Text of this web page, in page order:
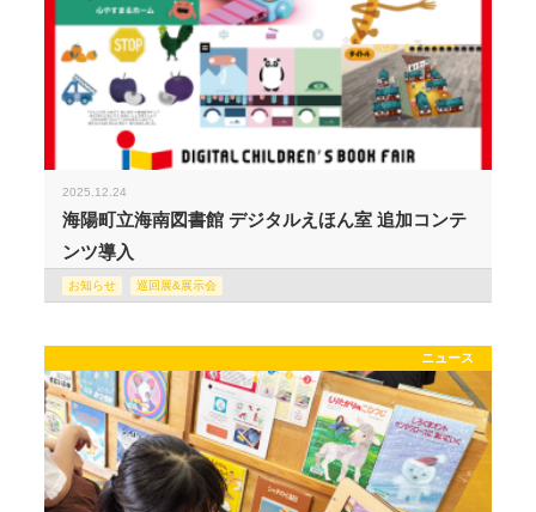
2025.12.24
海陽町立海南図書館 デジタルえほん室 追加コンテ
ンツ導入
お知らせ 巡回展&展示会
ニュース